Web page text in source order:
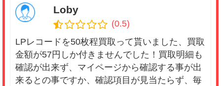
Loby
(0.5)
LPレコードを50枚程買取って貰いました、買取
金額が57円しか付きませんでした！買取明細も
確認が出来ず、マイページから確認する事が出
来るとの事ですか、確認項目が見当たらず、毎